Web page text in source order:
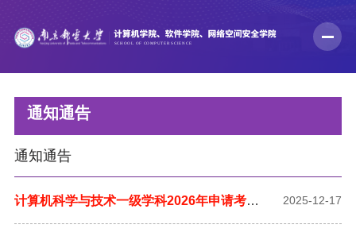
通知通告
通知通告
计算机科学与技术一级学科2026年申请考核
制博士研究生招生实施细则
2025-12-17